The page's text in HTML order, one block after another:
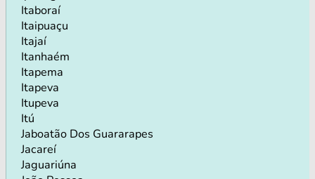
Itaboraí
Itaipuaçu
Itajaí
Itanhaém
Itapema
Itapeva
Itupeva
Itú
Jaboatão Dos Guararapes
Jacareí
Jaguariúna